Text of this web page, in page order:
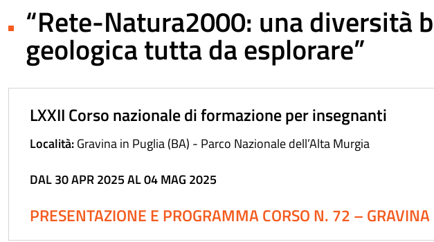
“Rete-Natura2000: una diversità
geologica tutta da esplorare”
LXXII Corso nazionale di formazione per insegnanti
Località:Gravina in Puglia (BA) - Parco Nazionale dell’Alta Murgia
DAL 30 APR 2025 AL 04 MAG 2025
PRESENTAZIONE E PROGRAMMA CORSO N. 72 –